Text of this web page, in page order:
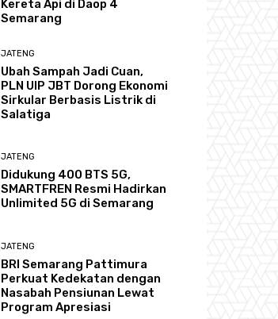
Kereta Api di Daop 4
Semarang
JATENG
Ubah Sampah Jadi Cuan,
PLN UIP JBT Dorong Ekonomi
Sirkular Berbasis Listrik di
Salatiga
JATENG
Didukung 400 BTS 5G,
SMARTFREN Resmi Hadirkan
Unlimited 5G di Semarang
JATENG
BRI Semarang Pattimura
Perkuat Kedekatan dengan
Nasabah Pensiunan Lewat
Program Apresiasi